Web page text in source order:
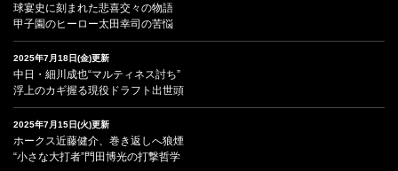
球宴史に刻まれた悲喜交々の物語
甲子園のヒーロー太田幸司の苦悩
2025年7月18日(金)更新
中日・細川成也“マルティネス討ち”
浮上のカギ握る現役ドラフト出世頭
2025年7月15日(火)更新
ホークス近藤健介、巻き返しへ狼煙
“小さな大打者”門田博光の打撃哲学